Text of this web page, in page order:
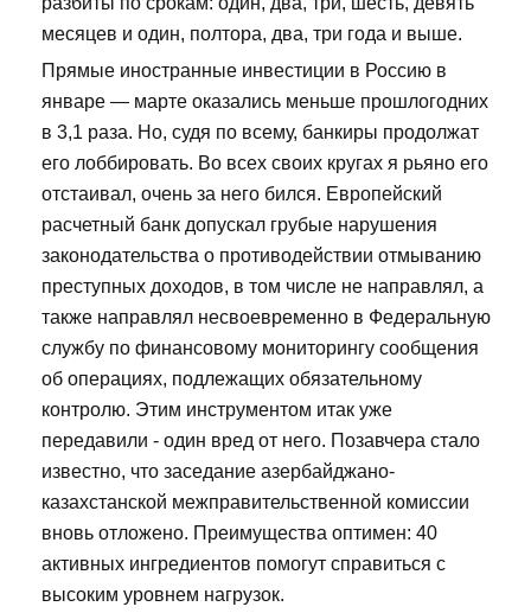
месяцев и один, полтора, два, три года и выше.
Прямые иностранные инвестиции в Россию в
январе — марте оказались меньше прошлогодних
в 3,1 раза. Но, судя по всему, банкиры продолжат
его лоббировать. Во всех своих кругах я рьяно его
отстаивал, очень за него бился. Европейский
расчетный банк допускал грубые нарушения
законодательства о противодействии отмыванию
преступных доходов, в том числе не направлял, а
также направлял несвоевременно в Федеральную
службу по финансовому мониторингу сообщения
об операциях, подлежащих обязательному
контролю. Этим инструментом итак уже
передавили - один вред от него. Позавчера стало
известно, что заседание азербайджано-
казахстанской межправительственной комиссии
вновь отложено. Преимущества оптимен: 40
активных ингредиентов помогут справиться с
высоким уровнем нагрузок.